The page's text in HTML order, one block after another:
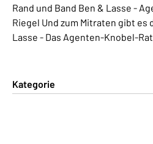
Rand und Band Ben & Lasse -
Riegel Und zum Mitraten gibt es
Lasse - Das Agenten-Knobel-
Kategorie